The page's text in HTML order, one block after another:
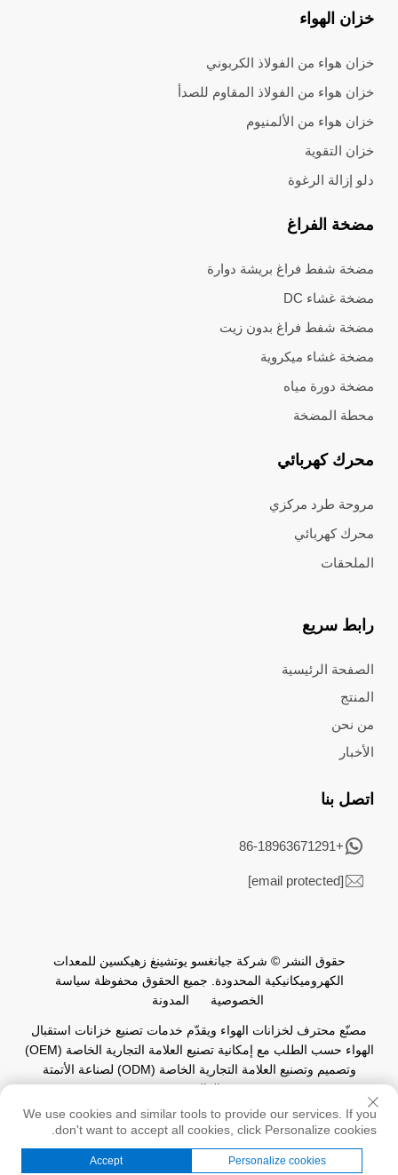
خزان الهواء
خزان هواء من الفولاذ الكربوني
خزان هواء من الفولاذ المقاوم للصدأ
خزان هواء من الألمنيوم
خزان التقوية
دلو إزالة الرغوة
مضخة الفراغ
مضخة شفط فراغ بريشة دوارة
مضخة غشاء DC
مضخة شفط فراغ بدون زيت
مضخة غشاء ميكروية
مضخة دورة مياه
محطة المضخة
محرك كهربائي
مروحة طرد مركزي
محرك كهربائي
الملحقات
رابط سريع
الصفحة الرئيسية
المنتج
من نحن
الأخبار
اتصل بنا
+86-18963671291
[email protected]
حقوق النشر © شركة جيانغسو يوتشينغ زهيكسين للمعدات
الكهروميكانيكية المحدودة. جميع الحقوق محفوظة سياسة
الخصوصية
المدونة
مصنّع محترف لخزانات الهواء ويقدّم خدمات تصنيع خزانات استقبال
الهواء حسب الطلب مع إمكانية تصنيع العلامة التجارية الخاصة (OEM)
وتصميم وتصنيع العلامة التجارية الخاصة (ODM) لصناعة الأتمتة
العالمية.
الصفحة الرئيسية
We use cookies and similar tools to provide our services. If you
don't want to accept all cookies, click Personalize cookies.
Personalize cookies
Accept